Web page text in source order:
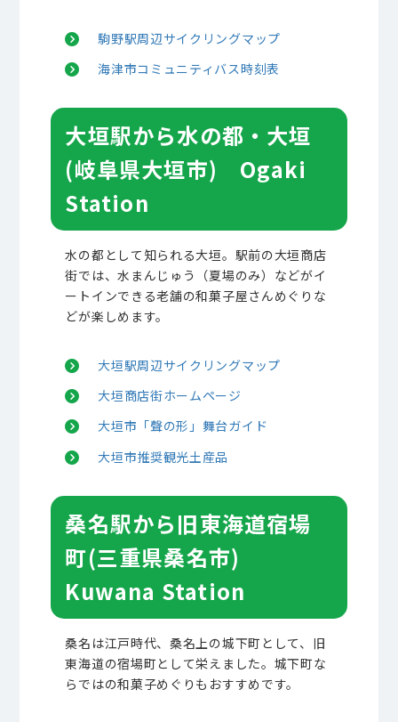
駒野駅周辺サイクリングマップ
海津市コミュニティバス時刻表
大垣駅から水の都・大垣
(岐阜県大垣市) Ogaki
Station
水の都として知られる大垣。駅前の大垣商店
街では、水まんじゅう（夏場のみ）などがイ
ートインできる老舗の和菓子屋さんめぐりな
どが楽しめます。
大垣駅周辺サイクリングマップ
大垣商店街ホームページ
大垣市「聲の形」舞台ガイド
大垣市推奨観光土産品
桑名駅から旧東海道宿場
町(三重県桑名市)
Kuwana Station
桑名は江戸時代、桑名上の城下町として、旧
東海道の宿場町として栄えました。城下町な
らではの和菓子めぐりもおすすめです。